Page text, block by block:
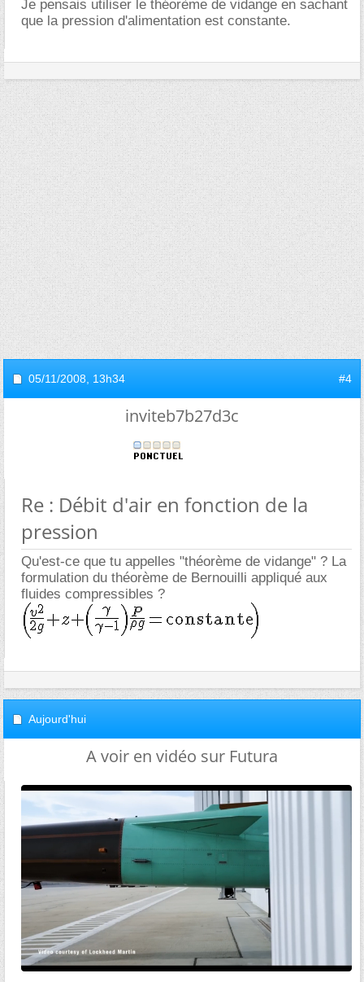
Je pensais utiliser le théorème de vidange en sachant
que la pression d'alimentation est constante.
05/11/2008, 13h34 #4
inviteb7b27d3c
Re : Débit d'air en fonction de la
pression
Qu'est-ce que tu appelles "théorème de vidange" ? La
formulation du théorème de Bernouilli appliqué aux
fluides compressibles ?
Aujourd'hui
A voir en vidéo sur Futura